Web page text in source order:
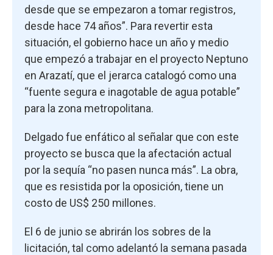
desde que se empezaron a tomar registros,
desde hace 74 años”. Para revertir esta
situación, el gobierno hace un año y medio
que empezó a trabajar en el proyecto Neptuno
en Arazatí, que el jerarca catalogó como una
“fuente segura e inagotable de agua potable”
para la zona metropolitana.
Delgado fue enfático al señalar que con este
proyecto se busca que la afectación actual
por la sequía “no pasen nunca más”. La obra,
que es resistida por la oposición, tiene un
costo de US$ 250 millones.
El 6 de junio se abrirán los sobres de la
licitación, tal como adelantó la semana pasada